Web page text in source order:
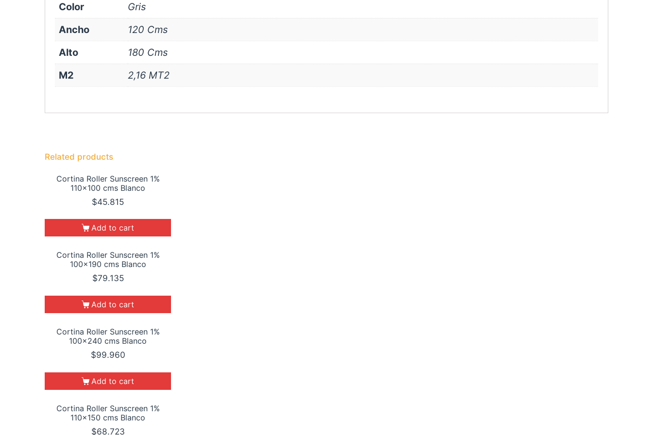
Color
Gris
Ancho
120 Cms
Alto
180 Cms
M2
2,16 MT2
Related products
Cortina Roller Sunscreen 1%
110×100 cms Blanco
$45.815
Add to cart
Cortina Roller Sunscreen 1%
100×190 cms Blanco
$79.135
Add to cart
Cortina Roller Sunscreen 1%
100×240 cms Blanco
$99.960
Add to cart
Cortina Roller Sunscreen 1%
110×150 cms Blanco
$68.723